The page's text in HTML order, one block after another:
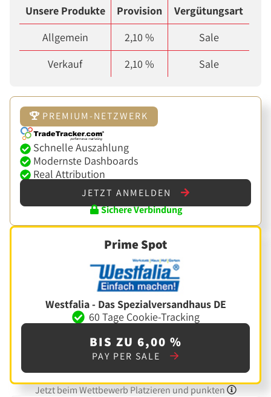
Unsere Produkte Provision
Vergütungsart
Allgemein
2,10 %
Sale
Verkauf
2,10 % Sale
PREMIUM-NETZWERK
Schnelle Auszahlung
Modernste Dashboards
Real Attribution
JETZT ANMELDEN
Sichere Verbindung
Prime Spot
Westfalia - Das Spezialversandhaus DE
60 Tage Cookie-Tracking
BIS ZU 6,00 %
PAY PER SALE
Jetzt beim Wettbewerb Platzieren und punkten